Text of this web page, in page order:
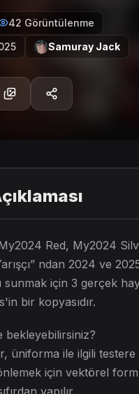
42 Görüntülenme
Samuray Jack
Red, My2024
ndan 2024 ve
sunmak için 3 gerçek
bir kopyasıdır.
bekleyebilirsiniz?
üniforma ile ilgili testere
önlemek için vektörel
yapılır.